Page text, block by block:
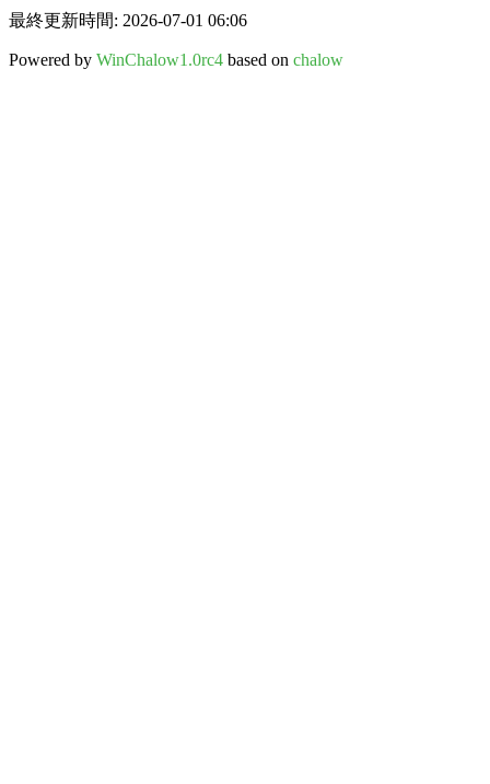
最終更新時間: 2026-07-01 06:06
Powered by WinChalow1.0rc4 based on chalow